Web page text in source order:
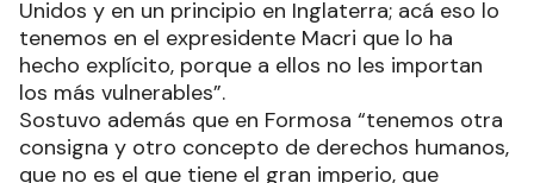
Unidos y en un principio en Inglaterra; acá eso lo
tenemos en el expresidente Macri que lo ha
hecho explícito, porque a ellos no les importan
los más vulnerables”.
Sostuvo además que en Formosa “tenemos otra
consigna y otro concepto de derechos humanos,
que no es el que tiene el gran imperio, que